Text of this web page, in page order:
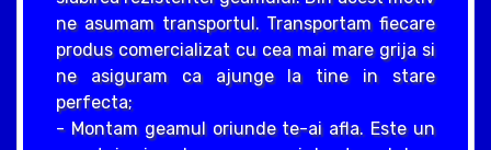
ne asumam transportul. Transportam fiecare
produs comercializat cu cea mai mare grija si
ne asiguram ca ajunge la tine in stare
perfecta;
- Montam geamul oriunde te-ai afla. Este un